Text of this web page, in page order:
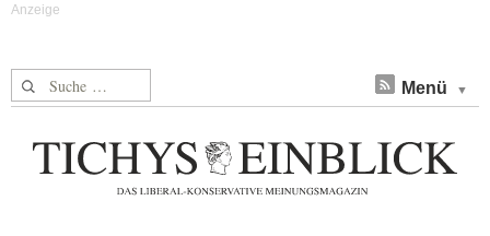
Suche nach: Menü